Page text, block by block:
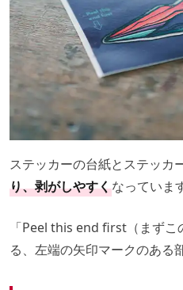
ステッカーの台紙とステッカ
り、剥がしやすくなっていま
「Peel this end first（まず
る、左端の矢印マークのある